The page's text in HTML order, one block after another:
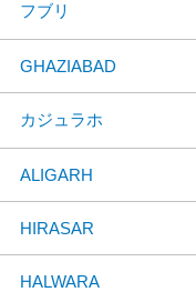
フブリ
GHAZIABAD
カジュラホ
ALIGARH
HIRASAR
HALWARA